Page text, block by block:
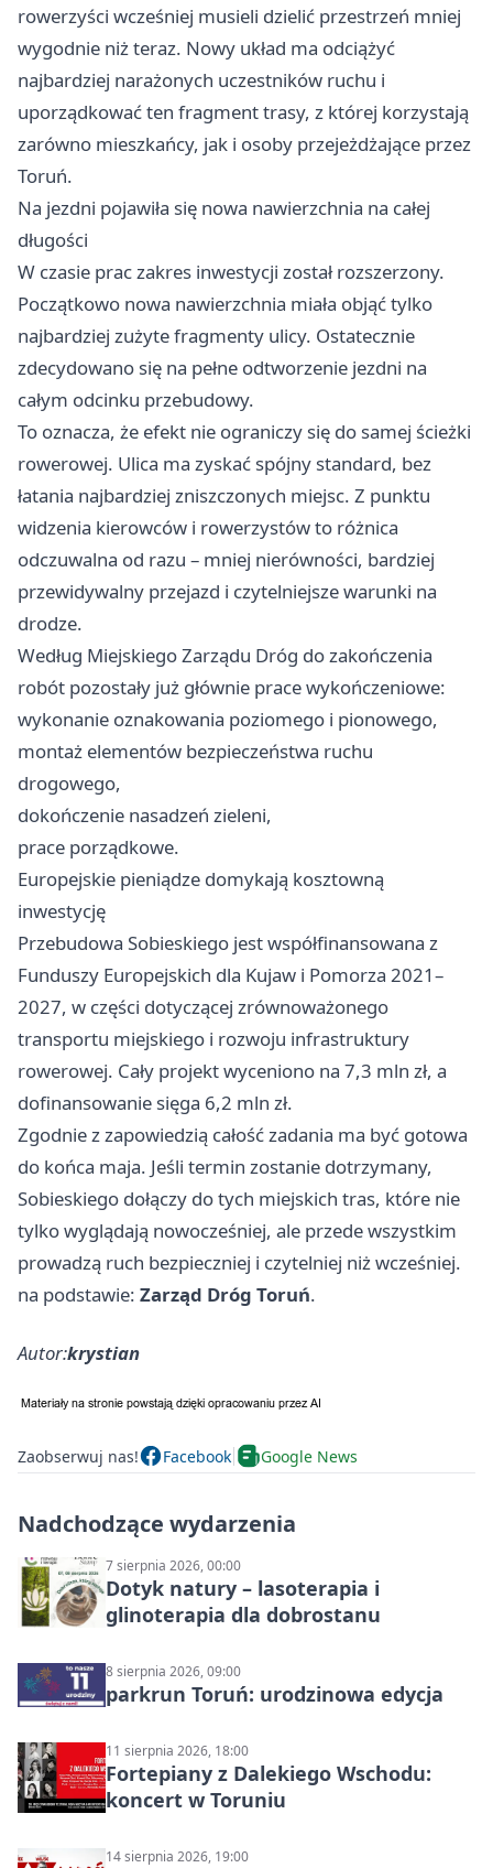
rowerzyści wcześniej musieli dzielić przestrzeń mniej
wygodnie niż teraz. Nowy układ ma odciążyć
najbardziej narażonych uczestników ruchu i
uporządkować ten fragment trasy, z której korzystają
zarówno mieszkańcy, jak i osoby przejeżdżające przez
Toruń.
Na jezdni pojawiła się nowa nawierzchnia na całej
długości
W czasie prac zakres inwestycji został rozszerzony.
Początkowo nowa nawierzchnia miała objąć tylko
najbardziej zużyte fragmenty ulicy. Ostatecznie
zdecydowano się na pełne odtworzenie jezdni na
całym odcinku przebudowy.
To oznacza, że efekt nie ograniczy się do samej ścieżki
rowerowej. Ulica ma zyskać spójny standard, bez
łatania najbardziej zniszczonych miejsc. Z punktu
widzenia kierowców i rowerzystów to różnica
odczuwalna od razu – mniej nierówności, bardziej
przewidywalny przejazd i czytelniejsze warunki na
drodze.
Według Miejskiego Zarządu Dróg do zakończenia
robót pozostały już głównie prace wykończeniowe:
wykonanie oznakowania poziomego i pionowego,
montaż elementów bezpieczeństwa ruchu
drogowego,
dokończenie nasadzeń zieleni,
prace porządkowe.
Europejskie pieniądze domykają kosztowną
inwestycję
Przebudowa Sobieskiego jest współfinansowana z
Funduszy Europejskich dla Kujaw i Pomorza 2021–
2027, w części dotyczącej zrównoważonego
transportu miejskiego i rozwoju infrastruktury
rowerowej. Cały projekt wyceniono na 7,3 mln zł, a
dofinansowanie sięga 6,2 mln zł.
Zgodnie z zapowiedzią całość zadania ma być gotowa
do końca maja. Jeśli termin zostanie dotrzymany,
Sobieskiego dołączy do tych miejskich tras, które nie
tylko wyglądają nowocześniej, ale przede wszystkim
prowadzą ruch bezpieczniej i czytelniej niż wcześniej.
na podstawie: Zarząd Dróg Toruń.
Autor:krystian
Zaobserwuj nas! Facebook Google News
Nadchodzące wydarzenia
7 sierpnia 2026, 00:00
Dotyk natury – lasoterapia i
glinoterapia dla dobrostanu
8 sierpnia 2026, 09:00
parkrun Toruń: urodzinowa edycja
11 sierpnia 2026, 18:00
Fortepiany z Dalekiego Wschodu:
koncert w Toruniu
14 sierpnia 2026, 19:00